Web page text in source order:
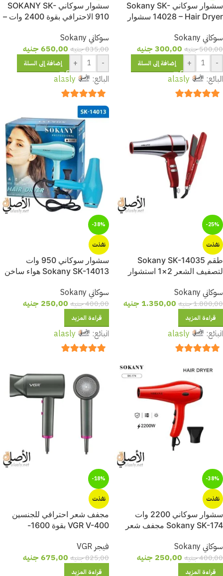
سشوار سوكاني Sokany SK-
14028 – Hair Dryer سشوار
سوكاني Sokany
500,00جنيه 300,00 جنيه
-
+ إضافة إلى السلة
البائع: alasly
سشوار سوكاني SOKANY SK-
910 الاحترافي بقوة 2400 وات –
بضمان الأصلي
سوكاني Sokany
835,00جنيه 650,00 جنيه
-
+ إضافة إلى السلة
البائع: alasly
5
out of 5
-25%
نفذت
طقم Sokany SK-14035
لتصفيف الشعر 2×1 استشوار
شعر
سوكاني Sokany
1.800,00جنيه 1.350,00 جنيه
قراءة المزيد
البائع: alasly
-38%
نفذت
سشوار سوكاني 950 وات
Sokany SK-14013 هواء ساخن
سوكاني Sokany
400,00جنيه 250,00 جنيه
قراءة المزيد
البائع: alasly
-38%
نفذت
سشوار سوكاني 2200 وات
Sokany SK-174 مجفف شعر
سوكاني Sokany
400,00جنيه 250,00 جنيه
قراءة المزيد
-18%
نفذت
مجفف شعر احترافي للجنسين
VGR V-400 بقوة 1600-
فيجر VGR
825,00جنيه 675,00 جنيه
قراءة المزيد